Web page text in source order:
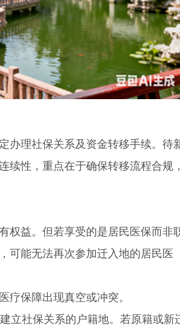
理社保关系及资金转移手续。待
续性，重点在于确保转移流程合规，
益。但若享受的是居民医保而非
可能无法再次参加迁入地的居民医
疗保障出现真空或冲突。
社保关系的户籍地。若原籍或新